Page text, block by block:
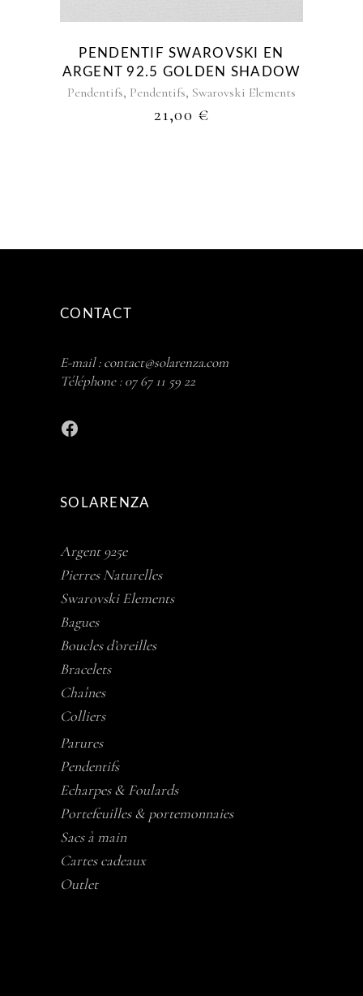
PENDENTIF SWAROVSKI EN
ARGENT 92.5 GOLDEN SHADOW
Pendentifs, Pendentifs, Swarovski Elements
21,00 €
CONTACT
E-mail :contact@solarenza.com
Téléphone :07 67 11 59 22
Facebook
SOLARENZA
Argent 925e
Pierres Naturelles
Swarovski Elements
Bagues
Boucles d’oreilles
Bracelets
Chaînes
Colliers
Parures
Pendentifs
Echarpes & Foulards
Portefeuilles & portemonnaies
Sacs à main
Cartes cadeaux
Outlet